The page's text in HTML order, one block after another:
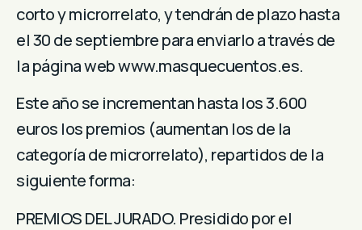
corto y microrrelato, y tendrán de plazo hasta
el 30 de septiembre para enviarlo a través de
la página web www.masquecuentos.es.
Este año se incrementan hasta los 3.600
euros los premios (aumentan los de la
categoría de microrrelato), repartidos de la
siguiente forma:
PREMIOS DEL JURADO. Presidido por el